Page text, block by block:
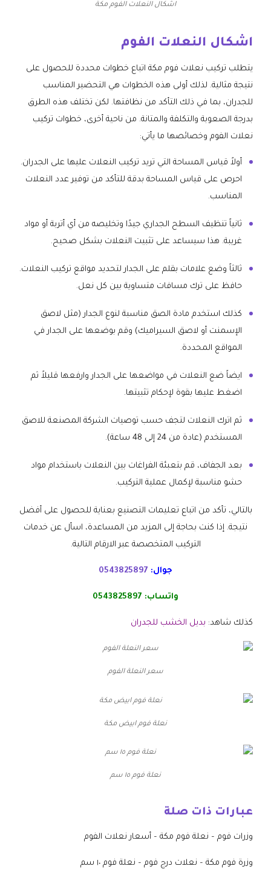
اشكال النعلات الفوم مكة
اشكال النعلات الفوم
يتطلب تركيب نعلات فوم مكة اتباع خطوات محددة للحصول على
نتيجة مثالية. لذلك أولى هذه الخطوات هي التحضير المناسب
للجدران، بما في ذلك التأكد من نظافتها. لكن تختلف هذه الطرق
بدرجة الصعوبة والتكلفة والمتانة. من ناحية أخرى، خطوات تركيب
نعلات الفوم وخصائصها ما يأتي:
أولاً قياس المساحة التي تريد تركيب النعلات عليها على الجدران.
احرص على قياس المساحة بدقة للتأكد من توفير عدد النعلات
المناسب.
ثانياً تنظيف السطح الجداري جيدًا وتخليصه من أي أتربة أو مواد
غريبة. هذا سيساعد على تثبيت النعلات بشكل صحيح.
ثالثاً وضع علامات بقلم على الجدار لتحديد مواقع تركيب النعلات.
حافظ على ترك مسافات متساوية بين كل نعل.
كذلك استخدم مادة الصق مناسبة لنوع الجدار (مثل لاصق
الإسمنت أو لاصق السيراميك) وقم بوضعها على الجدار في
المواقع المحددة.
ايضاً ضع النعلات في مواضعها على الجدار وارفعها قليلاً ثم
اضغط عليها بقوة لإحكام تثبيتها.
ثم اترك النعلات لتجف حسب توصيات الشركة المصنعة للاصق
المستخدم (عادة من 24 إلى 48 ساعة).
بعد الجفاف، قم بتعبئة الفراغات بين النعلات باستخدام مواد
حشو مناسبة لإكمال عملية التركيب.
بالتالي، تأكد من اتباع تعليمات التصنيع بعناية للحصول على أفضل
نتيجة. إذا كنت بحاجة إلى المزيد من المساعدة، اسأل عن خدمات
التركيب المتخصصة عبر الارقام التالية.
جوال: 0543825897
واتساب: 0543825897
كذلك شاهد: بديل الخشب للجدران
سعر النعلة الفوم
نعلة فوم ابيض مكة
نعلة فوم ١٥ سم
عبارات ذات صلة
وزرات فوم – نعلة فوم مكة – أسعار نعلات الفوم
وزرة فوم مكة – نعلات درج فوم – نعلة فوم ١٠ سم